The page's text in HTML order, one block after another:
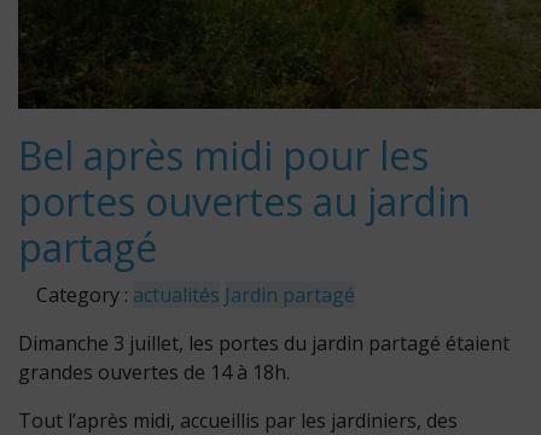
Bel après midi pour les
portes ouvertes au jardin
partagé
Category : actualités Jardin partagé
Dimanche 3 juillet, les portes du jardin partagé étaient
grandes ouvertes de 14 à 18h.
Tout l’après midi, accueillis par les jardiniers, des